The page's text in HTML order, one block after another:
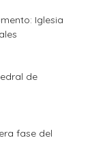
Iglesia
de
fase del